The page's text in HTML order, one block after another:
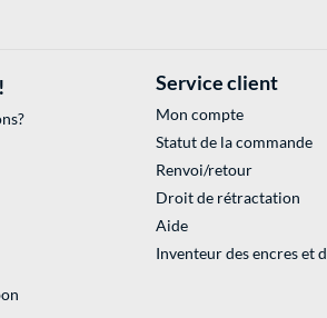
Service client
Mon compte
Statut de la commande
Renvoi/retour
Droit de rétractation
Aide
Inventeur des encres et